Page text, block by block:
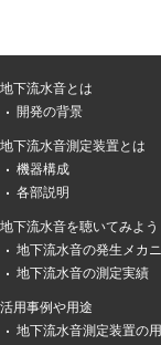
地下流水音とは
開発の背景
地下流水音測定装置とは
機器構成
各部説明
地下流水音を聴いてみよう
地下流水音の発生メカ
地下流水音の測定実績
活用事例や用途
地下流水音測定装置の